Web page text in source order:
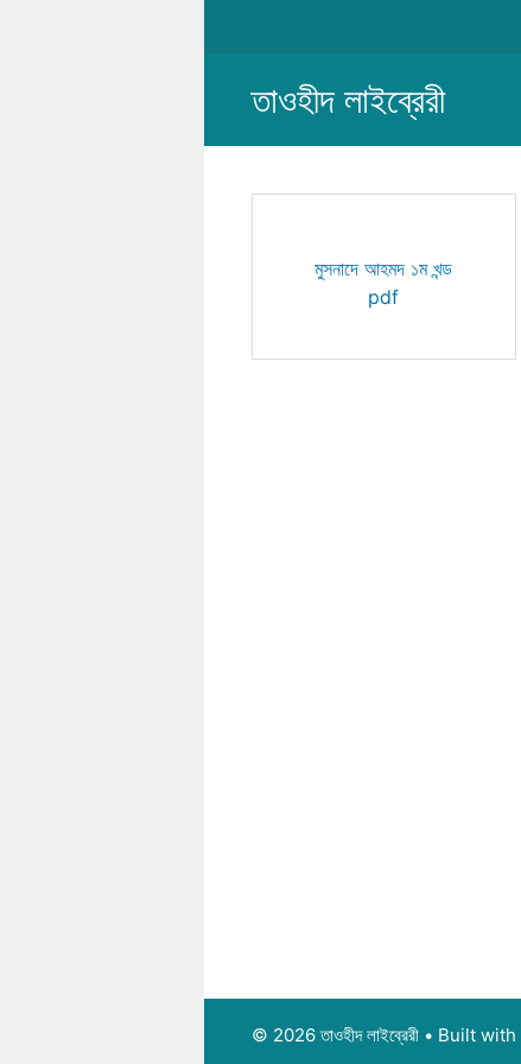
তাওহীদ লাইব্রেরী
মুসনাদে আহমদ ১ম খন্ড
pdf
© 2026 তাওহীদ লাইব্রেরী • Built with